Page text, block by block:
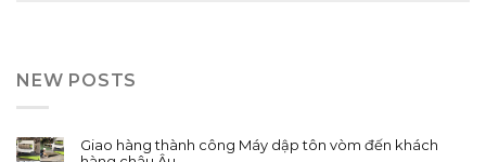
NEW POSTS
Giao hàng thành công Máy dập tôn vòm đến khách